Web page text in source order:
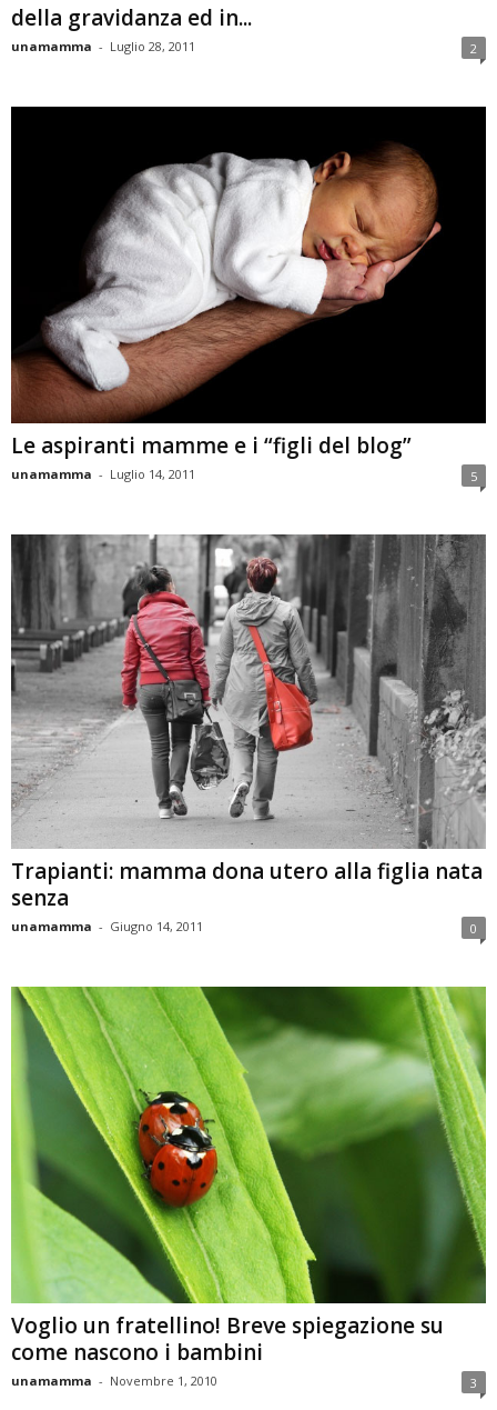
della gravidanza ed in...
unamamma - Luglio 28, 2011 2
Le aspiranti mamme e i “figli del blog”
unamamma - Luglio 14, 2011 5
Trapianti: mamma dona utero alla figlia nata
senza
unamamma - Giugno 14, 2011 0
Voglio un fratellino! Breve spiegazione su
come nascono i bambini
unamamma - Novembre 1, 2010 3